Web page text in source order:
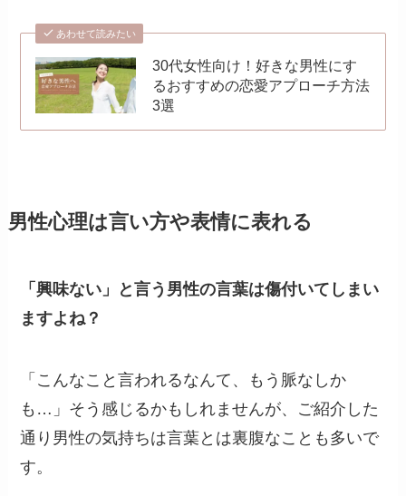
あわせて読みたい
30代女性向け！好きな男性にす
るおすすめの恋愛アプローチ方法
3選
男性心理は言い方や表情に表れる
「興味ない」と言う男性の言葉は傷付いてしまい
ますよね？
「こんなこと言われるなんて、もう脈なしか
も…」そう感じるかもしれませんが、ご紹介した
通り男性の気持ちは言葉とは裏腹なことも多いで
す。